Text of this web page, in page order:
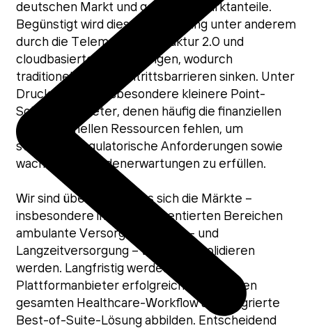
deutschen Markt und gewinnen Marktanteile.
Begünstigt wird diese Entwicklung unter anderem
durch die Telematikinfrastruktur 2.0 und
cloudbasierte Anwendungen, wodurch
traditionelle Markteintrittsbarrieren sinken. Unter
Druck geraten insbesondere kleinere Point-
Solution-Anbieter, denen häufig die finanziellen
und personellen Ressourcen fehlen, um
steigende regulatorische Anforderungen sowie
wachsende Kundenerwartungen zu erfüllen.
Wir sind überzeugt, dass sich die Märkte –
insbesondere in den fragmentierten Bereichen
ambulante Versorgung, Pflege- und
Langzeitversorgung – weiter konsolidieren
werden. Langfristig werden vor allem
Plattformanbieter erfolgreich sein, die den
gesamten Healthcare-Workflow als integrierte
Best-of-Suite-Lösung abbilden. Entscheidend